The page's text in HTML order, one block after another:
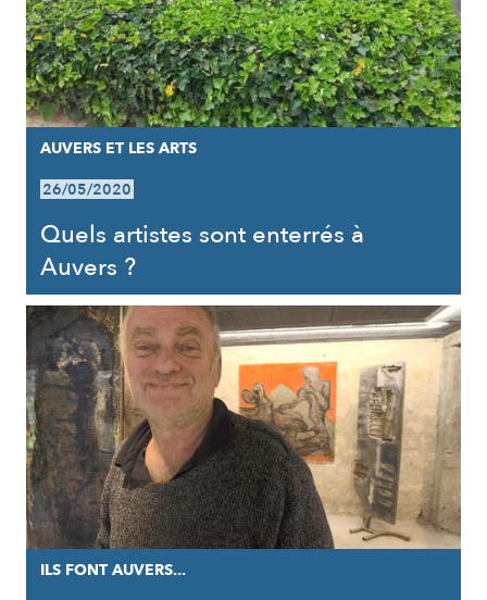
AUVERS ET LES ARTS
26/05/2020
Quels artistes sont enterrés à
Auvers ?
ILS FONT AUVERS...